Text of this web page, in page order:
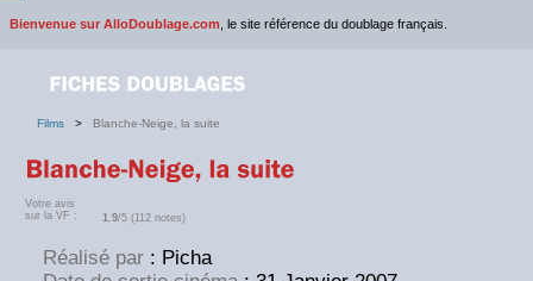
Bienvenue sur AlloDoublage.com , le site référence du doublage français.
Films > Blanche-Neige, la suite
Votre avis
sur la VF :
1.9/5 (112 notes)
Réalisé par : Picha